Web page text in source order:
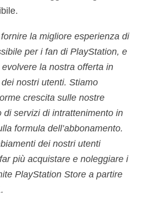
la migliore esperienza di
per i fan di PlayStation, e
la nostra offerta in
nostri utenti. Stiamo
crescita sulle nostre
di servizi di intrattenimento in
formula dell’abbonamento.
dei nostri utenti
più acquistare e noleggiare i
PlayStation Store a partire